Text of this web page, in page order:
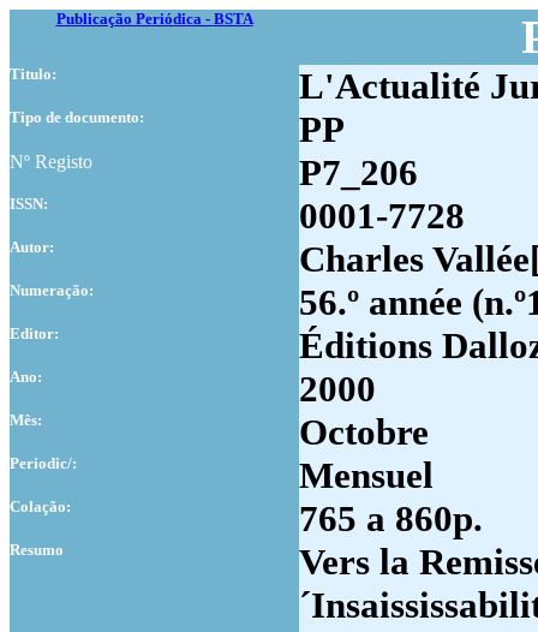
Publicação Periódica - BSTA
Titulo: L'Actualité
Tipo de documento: PP
Nº Registo P7_206
ISSN: 0001-7728
Autor: Charles
Numeração: 56.º année
Editor: Éditions
Ano: 2000
Mês: Octobre
Periodic/: Mensuel
Colação: 765 a 860p.
Resumo
Vers la